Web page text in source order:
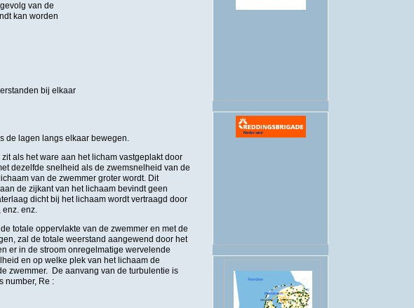
van de
kan worden
bij elkaar
de lagen langs elkaar bewegen.
als het ware aan het licham vastgeplakt door
dezelfde snelheid als de zwemsnelheid van de
van de zwemmer groter wordt. Dit
de zijkant van het lichaam bevindt geen
dicht bij het lichaam wordt vertraagd door
enz. enz.
totale oppervlakte van de zwemmer en met de
zal de totale weerstand aangewend door het
er in de stroom onregelmatige wervelende
en op welke plek van het lichaam de
zwemmer. De aanvang van de turbulentie is
number, Re :